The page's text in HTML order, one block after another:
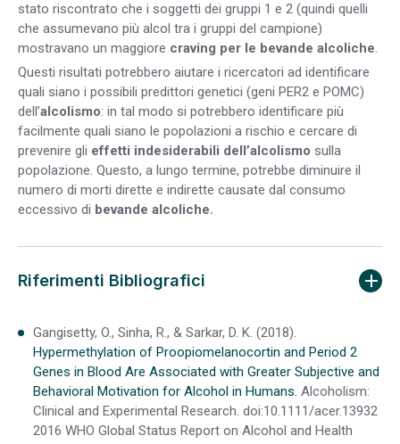
stato riscontrato che i soggetti dei gruppi 1 e 2 (quindi quelli
che assumevano più alcol tra i gruppi del campione)
mostravano un maggiore craving per le bevande alcoliche.
Questi risultati potrebbero aiutare i ricercatori ad identificare
quali siano i possibili predittori genetici (geni PER2 e POMC)
dell’alcolismo: in tal modo si potrebbero identificare più
facilmente quali siano le popolazioni a rischio e cercare di
prevenire gli effetti indesiderabili dell’alcolismo sulla
popolazione. Questo, a lungo termine, potrebbe diminuire il
numero di morti dirette e indirette causate dal consumo
eccessivo di bevande alcoliche.
Riferimenti Bibliografici
Gangisetty, O., Sinha, R., & Sarkar, D. K. (2018).
Hypermethylation of Proopiomelanocortin and Period 2
Genes in Blood Are Associated with Greater Subjective and
Behavioral Motivation for Alcohol in Humans. Alcoholism:
Clinical and Experimental Research. doi:10.1111/acer.13932
2016 WHO Global Status Report on Alcohol and Health